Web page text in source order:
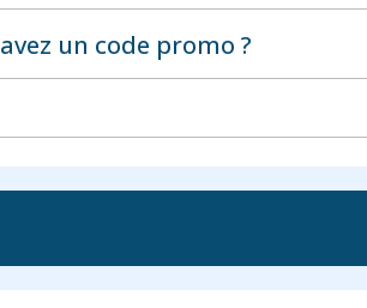
un code promo ?